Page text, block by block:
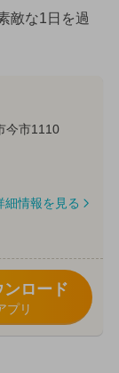
敵な1日を過
今市1110
細情報を見る
ンロード
プリ